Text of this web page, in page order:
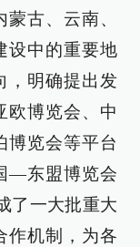
古、云南、
设中的重要地
，明确提出发
博览会、中
览会等平台
—东盟博览会
了一大批重大
作机制，为各